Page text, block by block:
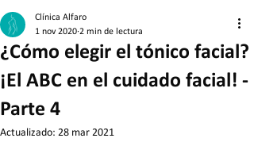
¿Cómo elegir el tónico facial?
¡El ABC en el cuidado facial! -
Parte 4
Clínica Alfaro
1 nov 2020 2 min de lectura
Actualizado: 28 mar 2021